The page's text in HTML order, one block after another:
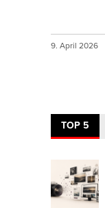
9. April 2026
TOP 5